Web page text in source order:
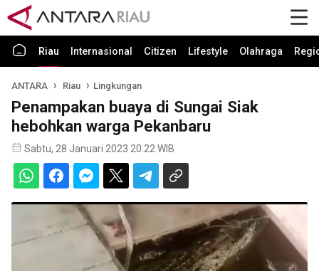
Riau Internasional Citizen Lifestyle Olahraga
ANTARA Riau Lingkungan
Penampakan buaya di Sungai Siak
hebohkan warga Pekanbaru
Sabtu, 28 Januari 2023 20:22 WIB